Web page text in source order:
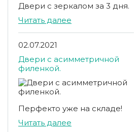
Двери с зеркалом за 3 дня.
Читать далее
02.07.2021
Двери с асимметричной
филенкой.
Перфекто уже на складе!
Читать далее